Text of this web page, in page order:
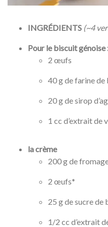
INGRÉDIENTS (~4
Pour le biscuit génoise
2 œufs
40 g de farine
20 g de sirop
1 cc d’extrait de
la crème
200 g de
2 œufs*
25 g de sucre de
1/2 cc d’extrait